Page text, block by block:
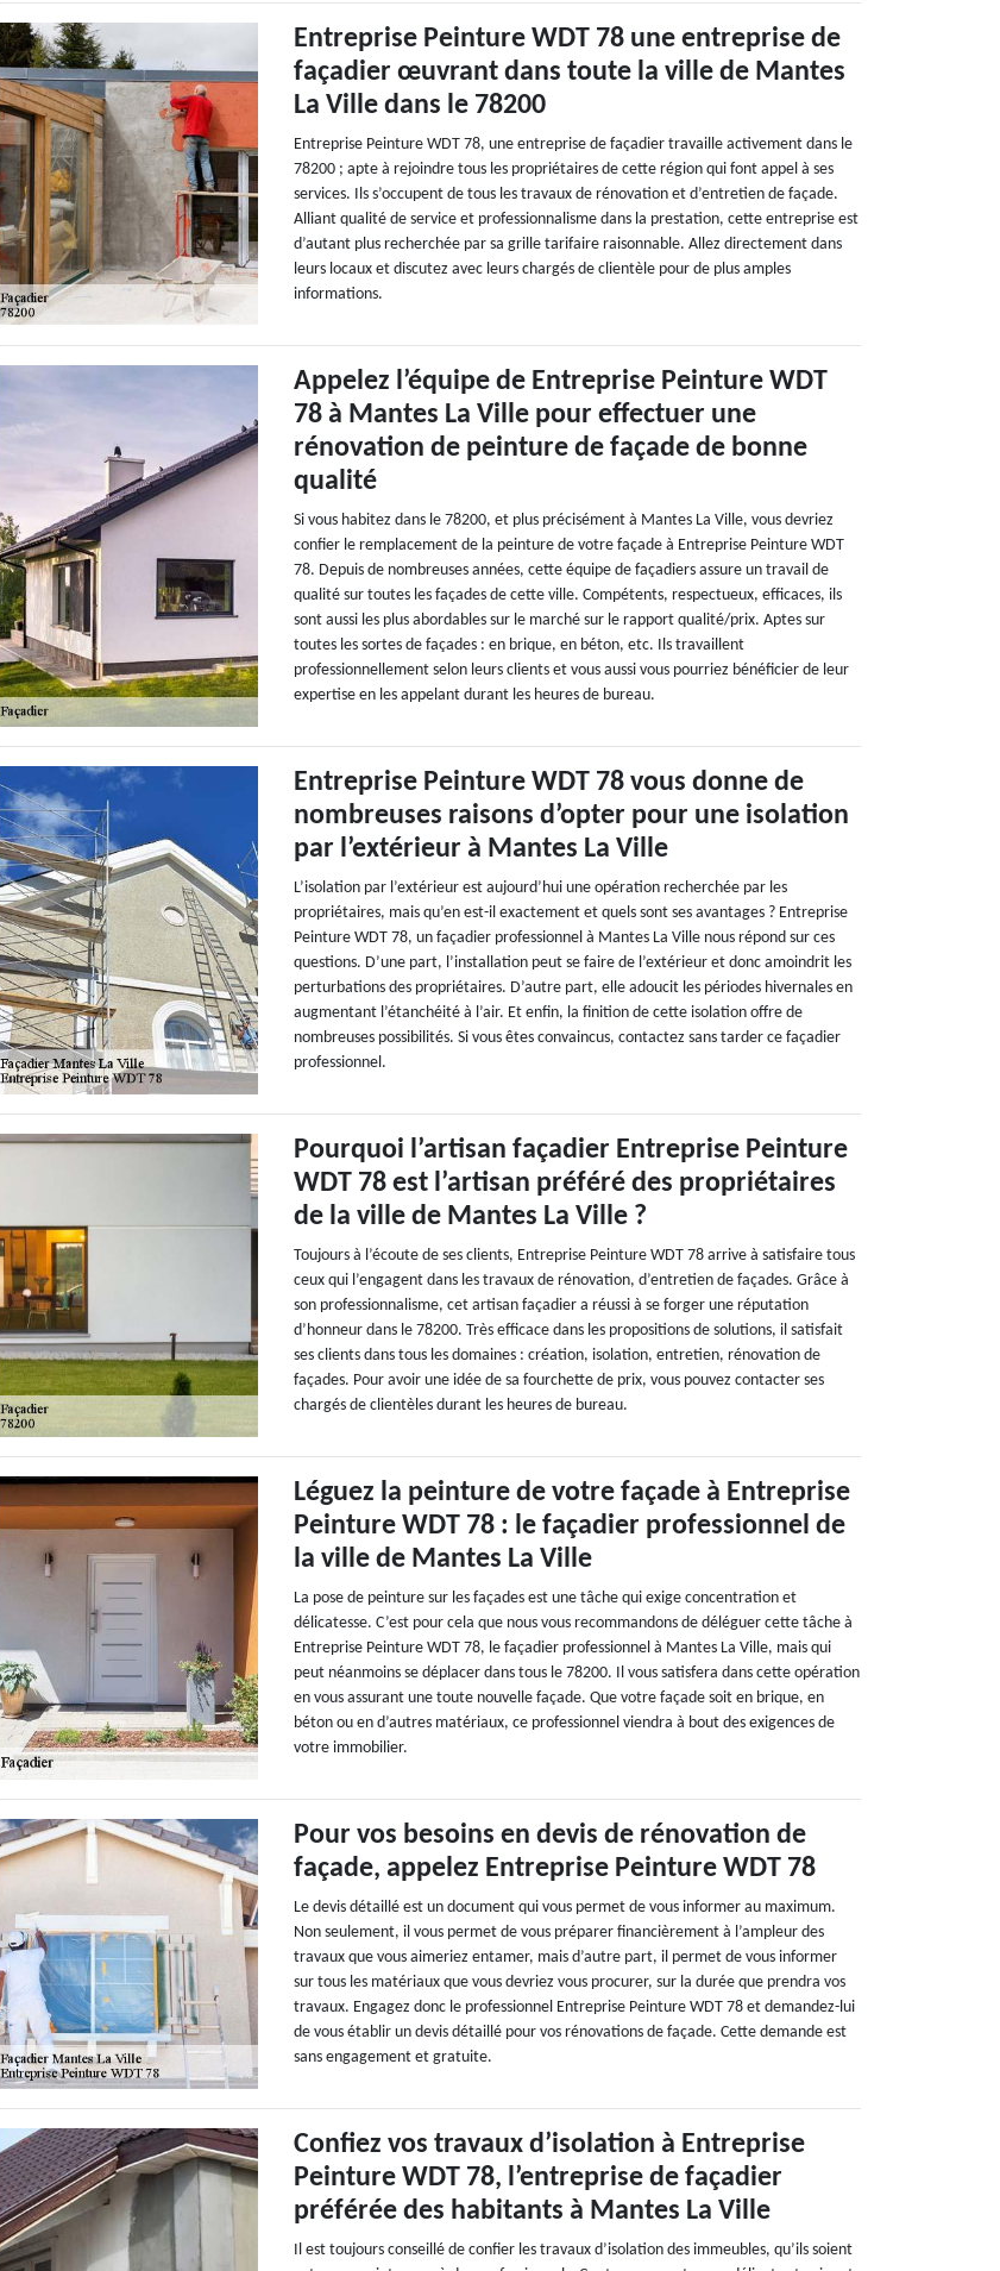
Entreprise Peinture WDT 78 une entreprise de
façadier œuvrant dans toute la ville de Mantes
La Ville dans le 78200
Entreprise Peinture WDT 78, une entreprise de façadier travaille activement dans le
78200 ; apte à rejoindre tous les propriétaires de cette région qui font appel à ses
services. Ils s’occupent de tous les travaux de rénovation et d’entretien de façade.
Alliant qualité de service et professionnalisme dans la prestation, cette entreprise est
d’autant plus recherchée par sa grille tarifaire raisonnable. Allez directement dans
leurs locaux et discutez avec leurs chargés de clientèle pour de plus amples
informations.
Appelez l’équipe de Entreprise Peinture WDT
78 à Mantes La Ville pour effectuer une
rénovation de peinture de façade de bonne
qualité
Si vous habitez dans le 78200, et plus précisément à Mantes La Ville, vous devriez
confier le remplacement de la peinture de votre façade à Entreprise Peinture WDT
78. Depuis de nombreuses années, cette équipe de façadiers assure un travail de
qualité sur toutes les façades de cette ville. Compétents, respectueux, efficaces, ils
sont aussi les plus abordables sur le marché sur le rapport qualité/prix. Aptes sur
toutes les sortes de façades : en brique, en béton, etc. Ils travaillent
professionnellement selon leurs clients et vous aussi vous pourriez bénéficier de leur
expertise en les appelant durant les heures de bureau.
Entreprise Peinture WDT 78 vous donne de
nombreuses raisons d’opter pour une isolation
par l’extérieur à Mantes La Ville
L’isolation par l’extérieur est aujourd’hui une opération recherchée par les
propriétaires, mais qu’en est-il exactement et quels sont ses avantages ? Entreprise
Peinture WDT 78, un façadier professionnel à Mantes La Ville nous répond sur ces
questions. D’une part, l’installation peut se faire de l’extérieur et donc amoindrit les
perturbations des propriétaires. D’autre part, elle adoucit les périodes hivernales en
augmentant l’étanchéité à l’air. Et enfin, la finition de cette isolation offre de
nombreuses possibilités. Si vous êtes convaincus, contactez sans tarder ce façadier
professionnel.
Pourquoi l’artisan façadier Entreprise Peinture
WDT 78 est l’artisan préféré des propriétaires
de la ville de Mantes La Ville ?
Toujours à l’écoute de ses clients, Entreprise Peinture WDT 78 arrive à satisfaire tous
ceux qui l’engagent dans les travaux de rénovation, d’entretien de façades. Grâce à
son professionnalisme, cet artisan façadier a réussi à se forger une réputation
d’honneur dans le 78200. Très efficace dans les propositions de solutions, il satisfait
ses clients dans tous les domaines : création, isolation, entretien, rénovation de
façades. Pour avoir une idée de sa fourchette de prix, vous pouvez contacter ses
chargés de clientèles durant les heures de bureau.
Léguez la peinture de votre façade à Entreprise
Peinture WDT 78 : le façadier professionnel de
la ville de Mantes La Ville
La pose de peinture sur les façades est une tâche qui exige concentration et
délicatesse. C’est pour cela que nous vous recommandons de déléguer cette tâche à
Entreprise Peinture WDT 78, le façadier professionnel à Mantes La Ville, mais qui
peut néanmoins se déplacer dans tous le 78200. Il vous satisfera dans cette opération
en vous assurant une toute nouvelle façade. Que votre façade soit en brique, en
béton ou en d’autres matériaux, ce professionnel viendra à bout des exigences de
votre immobilier.
Pour vos besoins en devis de rénovation de
façade, appelez Entreprise Peinture WDT 78
Le devis détaillé est un document qui vous permet de vous informer au maximum.
Non seulement, il vous permet de vous préparer financièrement à l’ampleur des
travaux que vous aimeriez entamer, mais d’autre part, il permet de vous informer
sur tous les matériaux que vous devriez vous procurer, sur la durée que prendra vos
travaux. Engagez donc le professionnel Entreprise Peinture WDT 78 et demandez-lui
de vous établir un devis détaillé pour vos rénovations de façade. Cette demande est
sans engagement et gratuite.
Confiez vos travaux d’isolation à Entreprise
Peinture WDT 78, l’entreprise de façadier
préférée des habitants à Mantes La Ville
Il est toujours conseillé de confier les travaux d’isolation des immeubles, qu’ils soient